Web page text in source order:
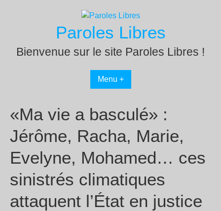
Paroles Libres
Bienvenue sur le site Paroles Libres !
Menu +
«Ma vie a basculé» :
Jérôme, Racha, Marie,
Evelyne, Mohamed… ces
sinistrés climatiques
attaquent l’État en justice